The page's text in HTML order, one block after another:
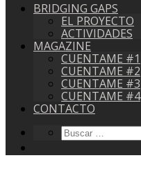
BRIDGING GAPS
EL PROYECTO
ACTIVIDADES
MAGAZINE
CUENTAME #1
CUENTAME #2
CUENTAME #3
CUENTAME #4
CONTACTO